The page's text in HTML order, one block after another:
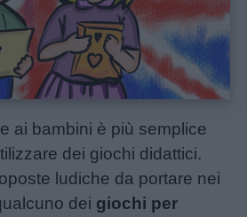
ai bambini è più semplice
dei giochi didattici.
ludiche da portare nei
dei giochi per